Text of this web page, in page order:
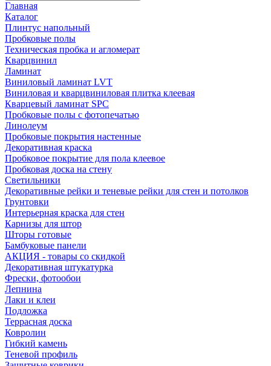
Главная
Каталог
Плинтус напольный
Пробковые полы
Техническая пробка и агломерат
Кварцвинил
Ламинат
Виниловый ламинат LVT
Виниловая и кварцвиниловая плитка клеевая
Кварцевый ламинат SPC
Пробковые полы с фотопечатью
Линолеум
Пробковые покрытия настенные
Декоративная краска
Пробковое покрытие для пола клеевое
Пробковая доска на стену
Светильники
Декоративные рейки и теневые рейки для стен и потолков
Грунтовки
Интерьерная краска для стен
Карнизы для штор
Шторы готовые
Бамбуковые панели
АКЦИЯ - товары со скидкой
Декоративная штукатурка
Фрески, фотообои
Лепнина
Лаки и клеи
Подложка
Террасная доска
Ковролин
Гибкий камень
Теневой профиль